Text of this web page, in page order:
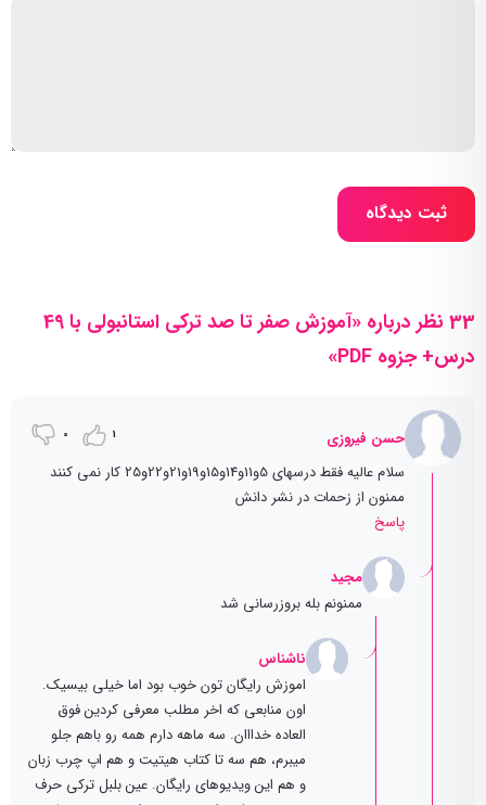
ثبت دیدگاه
33 نظر درباره «آموزش صفر تا صد ترکی استانبولی با 49
درس+ جزوه PDF»
حسن فیروزی 1
0
سلام عالیه فقط درسهای 5و11و14و15و19و21و22و25 کار نمی کنند
ممنون از زحمات در نشر دانش
پاسخ
مجید
ممنونم بله بروزرسانی شد
ناشناس
اموزش رایگان تون خوب بود اما خیلی بیسیک.
اون منابعی که اخر مطلب معرفی کردین فوق
العاده خدااان. سه ماهه دارم همه رو باهم جلو
میبرم، هم سه تا کتاب هیتیت و هم اپ چرب زبان
و هم این ویدیوهای رایگان. عین بلبل ترکی حرف